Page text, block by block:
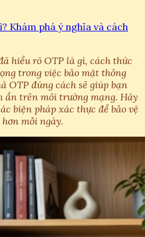
Khám phá ý nghĩa và cách
hiểu rõ OTP là gì, cách thức
trong việc bảo mật thông
OTP đúng cách sẽ giúp bạn
trên môi trường mạng. Hãy
biện pháp xác thực để bảo vệ
mỗi ngày.